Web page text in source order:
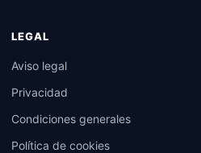
LEGAL
Aviso legal
Privacidad
Condiciones generales
Política de cookies